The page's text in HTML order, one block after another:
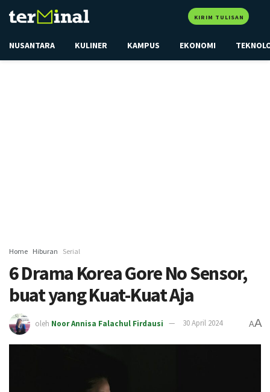
KIRIM TULISAN
NUSANTARA KULINER KAMPUS EKONOMI
Home Hiburan Serial
6 Drama Korea Gore No Sensor,
buat yang Kuat-Kuat Aja
oleh Noor Annisa Falachul Firdausi 30 April 2024 AA